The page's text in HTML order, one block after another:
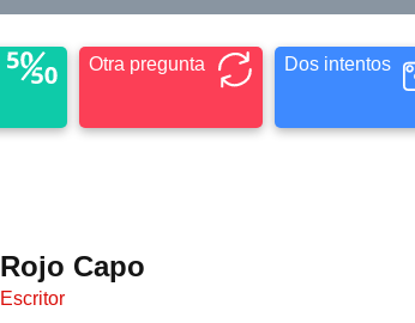
Otra pregunta Dos intentos
Rojo Capo
Escritor